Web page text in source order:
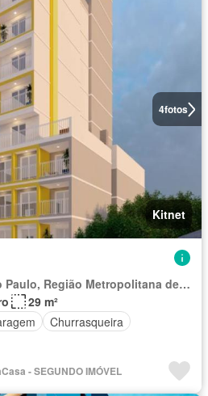
4fotos
Kitnet
Região Imediata de São Paulo, Região Metropolitana de São Paulo
29 m²
Churrasqueira
- SEGUNDO IMÓVEL